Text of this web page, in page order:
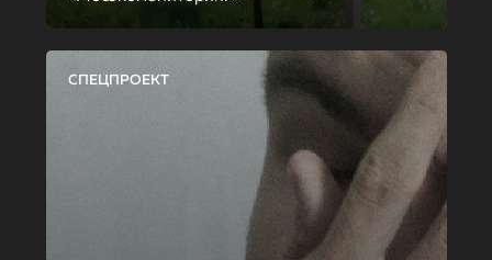
СПЕЦПРОЕКТ